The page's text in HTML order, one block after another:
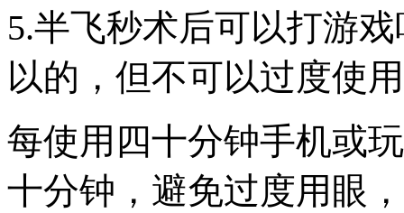
5.半飞秒术后可以打游
以的，但不可以过度使
每使用四十分钟手机或
十分钟，避免过度用眼